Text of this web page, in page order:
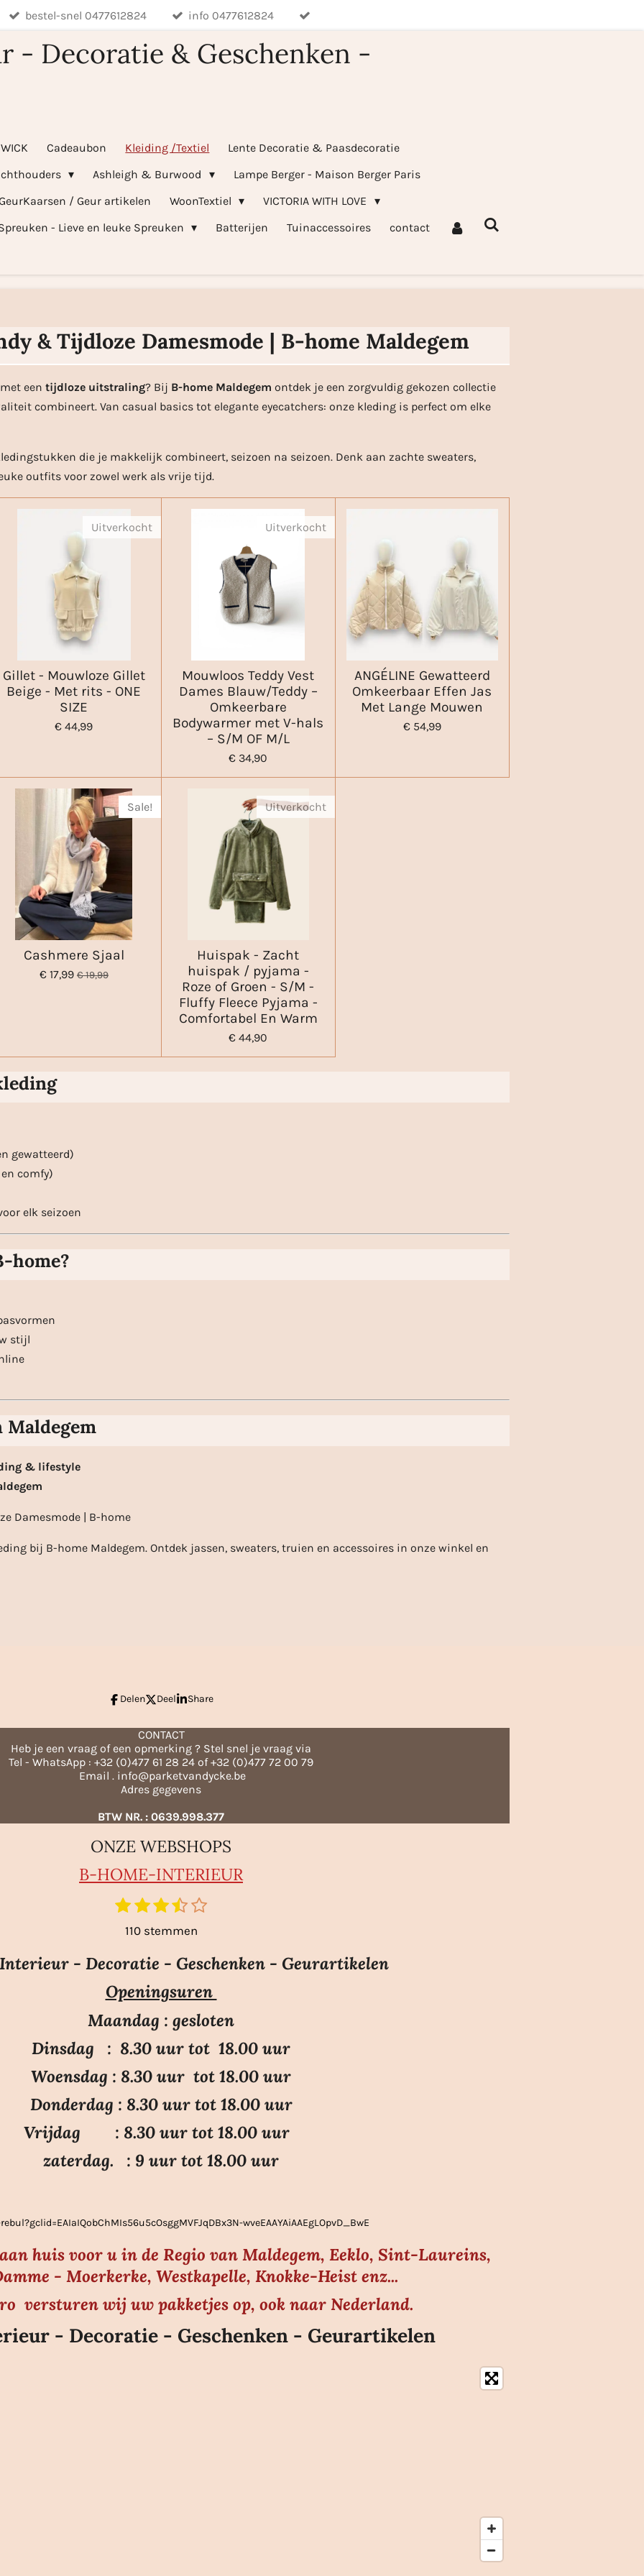
bestel-snel 0477612824 info 0477612824
- Decoratie & Geschenken -
Cadeaubon Kleiding /Textiel
Lente Decoratie & Paasdecoratie
Ashleigh & Burwood
Lampe Berger - Maison Berger Paris
/ Geur artikelen
WoonTextiel
VICTORIA WITH LOVE
- Lieve en leuke Spreuken
Batterijen Tuinaccessoires contact
& Tijdloze Damesmode | B-home Maldegem
een tijdloze uitstraling? Bij B-home Maldegem ontdek je een zorgvuldig gekozen collectie
combineert. Van casual basics tot elegante eyecatchers: onze kleding is perfect om elke
die je makkelijk combineert, seizoen na seizoen. Denk aan zachte sweaters,
outfits voor zowel werk als vrije tijd.
Uitverkocht
Gillet - Mouwloze Gillet
Beige - Met rits - ONE
SIZE
€ 44,99
Uitverkocht
Mouwloos Teddy Vest
Dames Blauw/Teddy –
Omkeerbare
Bodywarmer met V-hals
– S/M OF M/L
€ 34,90
ANGÉLINE Gewatteerd
Omkeerbaar Effen Jas
Met Lange Mouwen
€ 54,99
Sale!
Cashmere Sjaal
€ 17,99 € 19,99
Uitverkocht
Huispak - Zacht
huispak / pyjama -
Roze of Groen - S/M -
Fluffy Fleece Pyjama -
Comfortabel En Warm
€ 44,90
gewatteerd)
comfy)
elk seizoen
home?
stijl
Maldegem
& lifestyle
Damesmode | B-home
bij B-home Maldegem. Ontdek jassen, sweaters, truien en accessoires in onze winkel en
Delen Deel Share
CONTACT
Heb je een vraag of een opmerking ? Stel snel je vraag via
Tel - WhatsApp : +32 (0)477 61 28 24 of +32 (0)477 72 00 79
Email . info@parketvandycke.be
Adres gegevens
BTW NR. : 0639.998.377
ONZE WEBSHOPS
B-HOME-INTERIEUR
1
e
r
2
s
t
e
r
r
e
n
3
s
t
e
r
r
n
4
t
e
r
n
5
t
e
r
r
e
n
S
m
n
110 stemmen
- Decoratie - Geschenken - Geurartikelen
Openingsuren
Maandag : gesloten
Dinsdag : 8.30 uur tot 18.00 uur
Woensdag : 8.30 uur tot 18.00 uur
Donderdag : 8.30 uur tot 18.00 uur
Vrijdag : 8.30 uur tot 18.00 uur
zaterdag. : 9 uur tot 18.00 uur
wveEAAYAiAAEgLOpvD_BwE
huis voor u in de Regio van Maldegem, Eeklo, Sint-Laureins,
- Moerkerke, Westkapelle, Knokke-Heist enz...
versturen wij uw pakketjes op, ook naar Nederland.
- Decoratie - Geschenken - Geurartikelen